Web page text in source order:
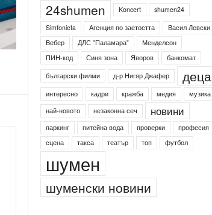
24shumen Koncert
shumen24
Simfonieta
Агенция по заетостта
Васил Левски
Вебер
ДЛС "Паламара"
Менделсон
ПИН-код
Синя зона Яворов
банкомат
български филми
д-р Нигяр Джафер деца
интересно кадри кражба медия
музика
най-новото
незаконна сеч новини
паркинг питейна вода проверки
професия
сцена
такса театър топ футбол
шумен
шуменски новини